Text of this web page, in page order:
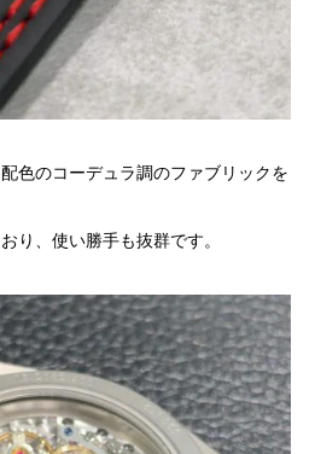
色のコーデュラ調のファブリックを
り、使い勝手も抜群です。